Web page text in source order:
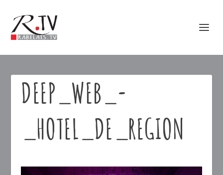
DEEP_WEB_-
_HOTEL_DE_REGION